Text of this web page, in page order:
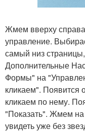
Жмем вверху справа
управление.
самый низ
Дополнительные
Формы" на
кликаем". Появится
кликаем по нему.
"Показать". Жмем
увидеть уже без